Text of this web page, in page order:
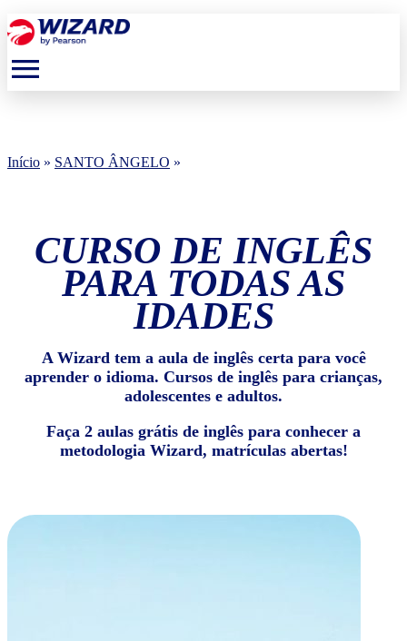
menu
Início » SANTO ÂNGELO »
CURSO DE INGLÊS
PARA TODAS AS
IDADES
A Wizard tem a aula de inglês certa para você
aprender o idioma. Cursos de inglês para crianças,
adolescentes e adultos.
Faça 2 aulas grátis de inglês para conhecer a
metodologia Wizard, matrículas abertas!